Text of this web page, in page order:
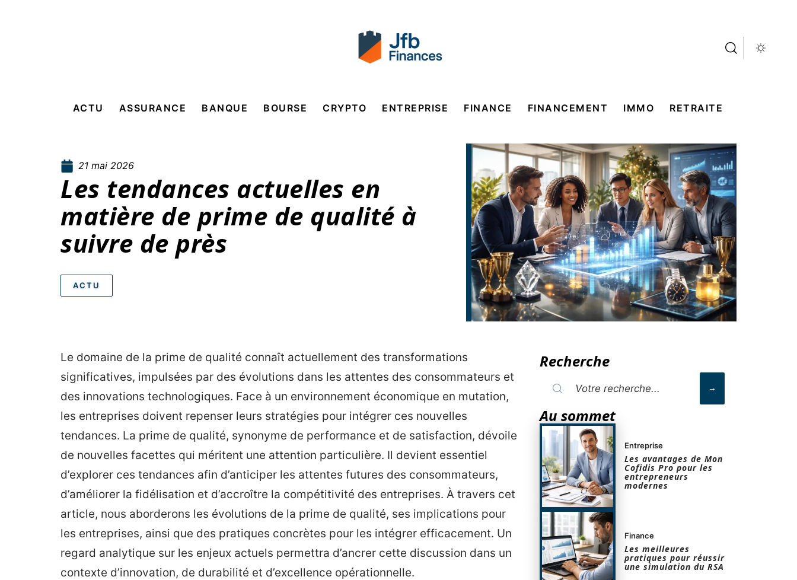
ACTU ASSURANCE BANQUE BOURSE CRYPTO ENTREPRISE FINANCE FINANCEMENT IMMO RETRAITE
21 mai 2026
Les tendances actuelles en
matière de prime de qualité à
suivre de près
ACTU
Le domaine de la prime de qualité connaît actuellement des transformations
significatives, impulsées par des évolutions dans les attentes des consommateurs et
des innovations technologiques. Face à un environnement économique en mutation,
les entreprises doivent repenser leurs stratégies pour intégrer ces nouvelles
tendances. La prime de qualité, synonyme de performance et de satisfaction, dévoile
de nouvelles facettes qui méritent une attention particulière. Il devient essentiel
d’explorer ces tendances afin d’anticiper les attentes futures des consommateurs,
d’améliorer la fidélisation et d’accroître la compétitivité des entreprises. À travers cet
article, nous aborderons les évolutions de la prime de qualité, ses implications pour
les entreprises, ainsi que des pratiques concrètes pour les intégrer efficacement. Un
regard analytique sur les enjeux actuels permettra d’ancrer cette discussion dans un
contexte d’innovation, de durabilité et d’excellence opérationnelle.
Recherche
Au sommet
Entreprise
Les avantages de Mon
Cofidis Pro pour les
entrepreneurs
modernes
Finance
Les meilleures
pratiques pour réussir
une simulation du RSA